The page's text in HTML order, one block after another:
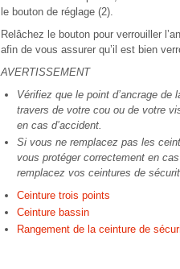
le bouton de réglage (2).
Relâchez le bouton pour verrouiller
afin de vous assurer qu’il est bien
AVERTISSEMENT
Vérifiez que le point d’ancrage
travers de votre cou ou de votre
en cas d’accident.
Si vous ne remplacez pas les
vous protéger correctement en
remplacez vos ceintures de
Ceinture trois points
Ceinture bassin
Rangement de la ceinture de